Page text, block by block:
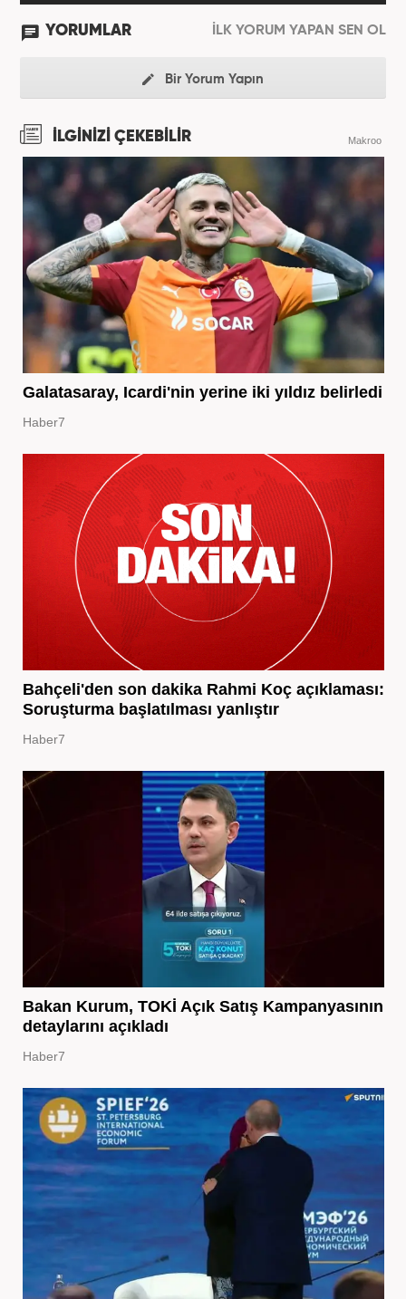
YORUMLAR İLK YORUM YAPAN SEN OL
Bir Yorum Yapın
İLGİNİZİ ÇEKEBİLİR Makroo
Galatasaray, Icardi'nin yerine iki yıldız belirledi
Haber7
Bahçeli'den son dakika Rahmi Koç açıklaması:
Soruşturma başlatılması yanlıştır
Haber7
Bakan Kurum, TOKİ Açık Satış Kampanyasının
detaylarını açıkladı
Haber7